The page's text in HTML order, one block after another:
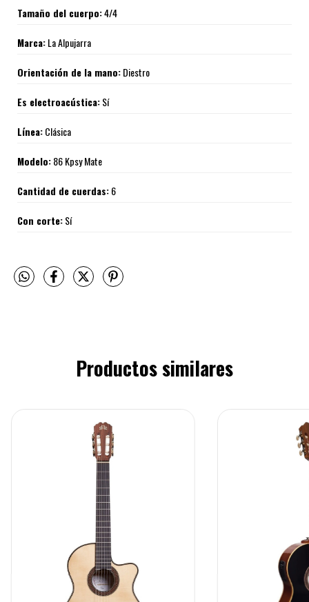
Tamaño del cuerpo:4/4
Marca:La Alpujarra
Orientación de la mano:Diestro
Es electroacústica:Sí
Línea:Clásica
Modelo:86 Kpsy Mate
Cantidad de cuerdas:6
Con corte:Sí
Productos similares